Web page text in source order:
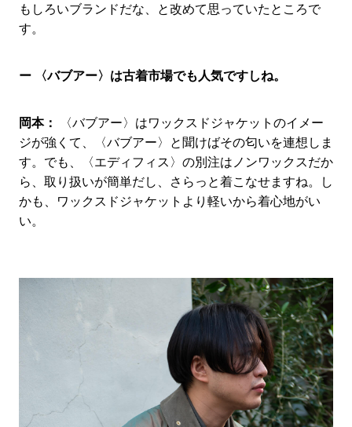
もしろいブランドだな、と改めて思っていたところで
す。
ー 〈バブアー〉は古着市場でも人気ですしね。
岡本：
〈バブアー〉はワックスドジャケットのイメー
ジが強くて、〈バブアー〉と聞けばその匂いを連想しま
す。でも、〈エディフィス〉の別注はノンワックスだか
ら、取り扱いが簡単だし、さらっと着こなせますね。し
かも、ワックスドジャケットより軽いから着心地がい
い。